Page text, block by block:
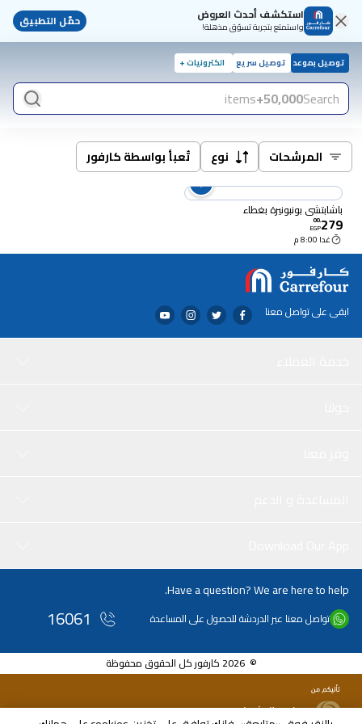
استكشف أحدث العروض
واستمتع بتجربة تسوّق مذهلة! حمّل التطبيق
توصيل بموعد توصيل سريع الكترونيات +
Search
50,000+
items
المرشحات نوع تُعبأ بواسطة كارفور
باشابتشي بونبونيرة بغطاء
279
.
00
EGP
غدا 8:00 م
ابقى على تواصل معنا
Have a question? We are here to help.
تواصل معنا عبر الدردشة للحصول على المساعدة 16061
© 2026 كارفور كل الحقوق محفوظة